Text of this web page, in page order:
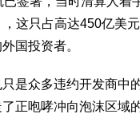
这只占高达450亿美
国投资者。
是众多违约开发商中
正咆哮冲向泡沫区域